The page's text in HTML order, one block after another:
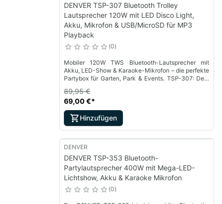
DENVER TSP-307 Bluetooth Trolley
Lautsprecher 120W mit LED Disco Light,
Akku, Mikrofon & USB/MicroSD für MP3
Playback
0
Mobiler 120W TWS Bluetooth-Lautsprecher mit
Akku, LED-Show & Karaoke-Mikrofon – die perfekte
Partybox für Garten, Park & Events. TSP-307: Dein
69,00 €*
89,95 €
Hinzufügen
DENVER
DENVER TSP-353 Bluetooth-
Partylautsprecher 400W mit Mega-LED-
Lichtshow, Akku & Karaoke Mikrofon
0